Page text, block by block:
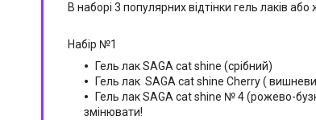
В наборі 3 популярних відтінки гель лаків
Набір №1
Гель лакSAGA cat shine (срібний)
Гель лак SAGA cat shine Cherry (
Гель лакSAGA cat shine № 4 (рожево-
змінювати!